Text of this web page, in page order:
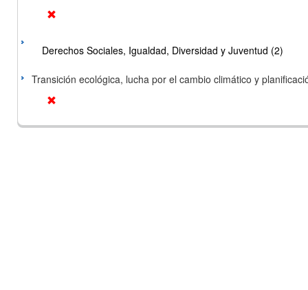
Derechos Sociales, Igualdad, Diversidad y Juventud (2)
Transición ecológica, lucha por el cambio climático y